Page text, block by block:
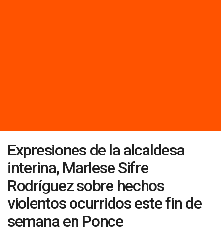
Expresiones de la alcaldesa
interina, Marlese Sifre
Rodríguez sobre hechos
violentos ocurridos este fin de
semana en Ponce